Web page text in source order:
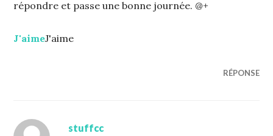
répondre et passe une bonne journée. @+
J'aimeJ'aime
RÉPONSE
stuffcc